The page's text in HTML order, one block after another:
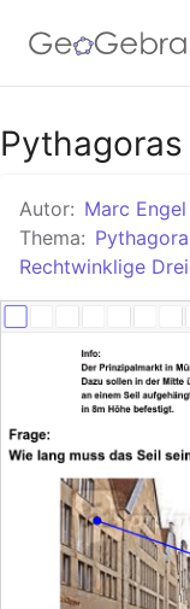
Google
GeoGebra
Autor: Marc Engel
Thema:
Rechtwinklige